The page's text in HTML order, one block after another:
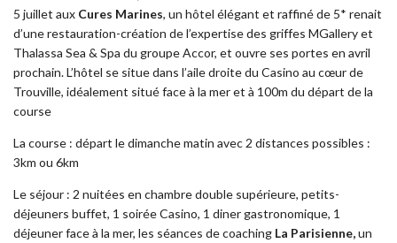
5 juillet aux Cures Marines, un hôtel élégant et raffiné de 5* renait
d’une restauration-création de l’expertise des griffes MGallery et
Thalassa Sea & Spa du groupe Accor, et ouvre ses portes en avril
prochain. L’hôtel se situe dans l’aile droite du Casino au cœur de
Trouville, idéalement situé face à la mer et à 100m du départ de la
course
La course : départ le dimanche matin avec 2 distances possibles :
3km ou 6km
Le séjour : 2 nuitées en chambre double supérieure, petits-
déjeuners buffet, 1 soirée Casino, 1 diner gastronomique, 1
déjeuner face à la mer, les séances de coaching La Parisienne,un